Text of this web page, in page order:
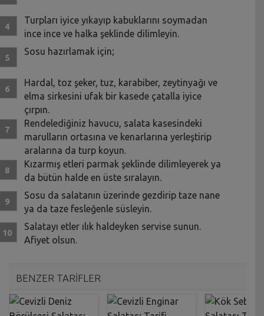
Turpları iyice yıkayıp kabuklarını soymadan
ince ince ve halka şeklinde dilimleyin.
Sosu hazırlamak için;
Hardal, toz şeker, tuz, karabiber, zeytinyağı ve
elma sirkesini ufak bir kasede çatalla iyice
çırpın.
Rendelediğiniz havucu, salata kasesindeki
marulların ortasına ve kenarlarına yerleştirip
aralarına da turp koyun.
Kızarmış etleri parmak şeklinde dilimleyerek ya
da bütün halde en üste sıralayın.
Sosu da salatanın üzerinde gezdirip taze nane
ya da taze fesleğenle süsleyin.
Salatayı etler ılık haldeyken servise sunun.
Afiyet olsun.
BENZER TARİFLER